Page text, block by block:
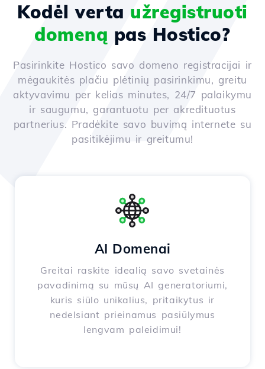
Kodėl verta užregistruoti
domeną pas Hostico?
Pasirinkite Hostico savo domeno registracijai ir
mėgaukitės plačiu plėtinių pasirinkimu, greitu
aktyvavimu per kelias minutes, 24/7 palaikymu
ir saugumu, garantuotu per akredituotus
partnerius. Pradėkite savo buvimą internete su
pasitikėjimu ir greitumu!
AI Domenai
Greitai raskite idealią savo svetainės
pavadinimą su mūsų AI generatoriumi,
kuris siūlo unikalius, pritaikytus ir
nedelsiant prieinamus pasiūlymus
lengvam paleidimui!